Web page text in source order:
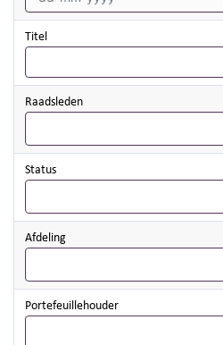
Titel
Raadsleden
Status
Afdeling
Portefeuillehouder